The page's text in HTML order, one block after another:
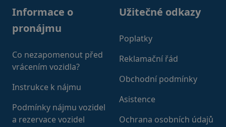
Informace o
pronájmu
Co nezapomenout před
vrácením vozidla?
Instrukce k nájmu
Podmínky nájmu vozidel
a rezervace vozidel
Užitečné odkazy
Poplatky
Reklamační řád
Obchodní podmínky
Asistence
Ochrana osobních údajů